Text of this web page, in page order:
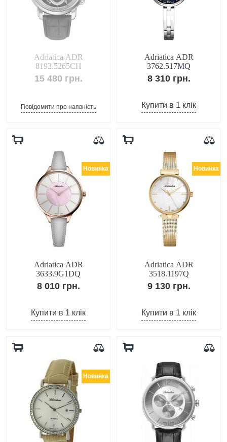
Adriatica ADR
8193.5265CH
15 480 грн.
Повідомити про наявність
Adriatica ADR
3762.517MQ
8 310 грн.
Купити в 1 клік
Новинка
Adriatica ADR
3633.9G1DQ
8 010 грн.
Купити в 1 клік
Новинка
Adriatica ADR
3518.1197Q
9 130 грн.
Купити в 1 клік
Новинка